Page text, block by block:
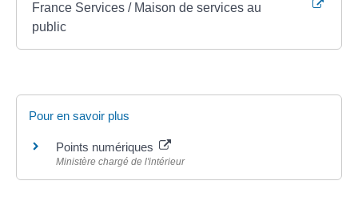
France Services / Maison de services au
public
Pour en savoir plus
Points numériques
Ministère chargé de l'intérieur